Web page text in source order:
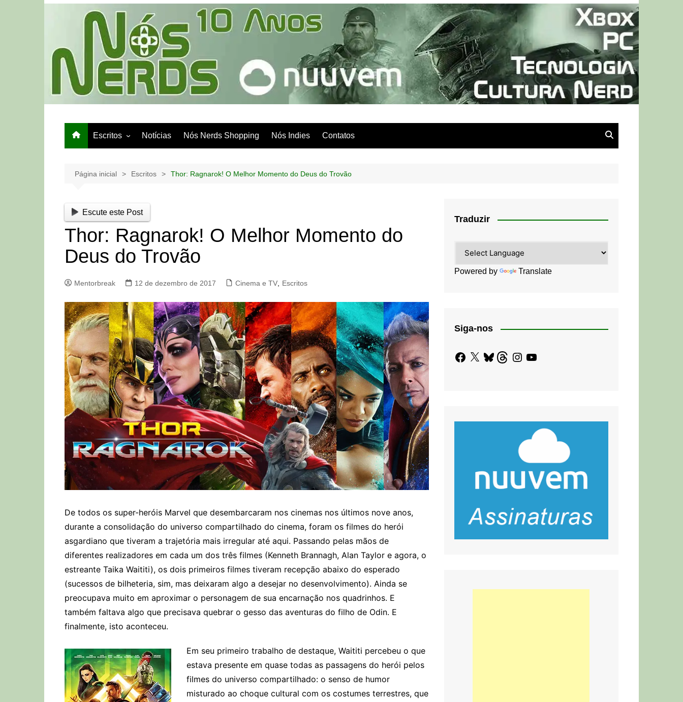
Escritos
Papo de Bar
Notícias Nós Nerds Shopping Nós Indies Contatos
Página inicial Escritos Thor: Ragnarok! O Melhor Momento do Deus do Trovão
Escute este Post
Thor: Ragnarok! O Melhor Momento do
Deus do Trovão
Mentorbreak 12 de dezembro de 2017 Cinema e TV Escritos
De todos os super-heróis Marvel que desembarcaram nos cinemas nos últimos nove anos,
durante a consolidação do universo compartilhado do cinema, foram os filmes do herói
asgardiano que tiveram a trajetória mais irregular até aqui. Passando pelas mãos de
diferentes realizadores em cada um dos três filmes (Kenneth Brannagh, Alan Taylor e agora, o
estreante Taika Waititi), os dois primeiros filmes tiveram recepção abaixo do esperado
(sucessos de bilheteria, sim, mas deixaram algo a desejar no desenvolvimento). Ainda se
preocupava muito em aproximar o personagem de sua encarnação nos quadrinhos. E
também faltava algo que precisava quebrar o gesso das aventuras do filho de Odin. E
finalmente, isto aconteceu.
Em seu primeiro trabalho de destaque, Waititi percebeu o que
estava presente em quase todas as passagens do herói pelos
filmes do universo compartilhado: o senso de humor
misturado ao choque cultural com os costumes terrestres, que
Traduzir
Powered by Translate
Siga-nos
Facebook
X BlueskyThreadsInstagram
YouTube